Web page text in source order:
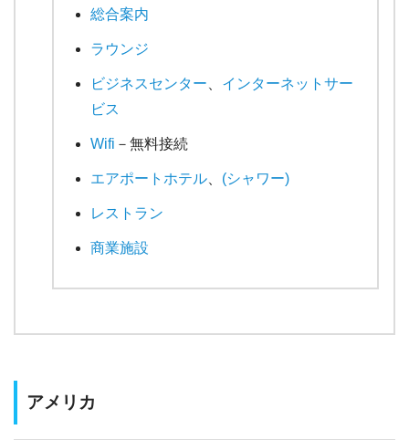
総合案内
ラウンジ
ビジネスセンター
インターネットサー
ビス
Wifi －無料接続
エアポートホテル (シャワー)
レストラン
商業施設
アメリカ